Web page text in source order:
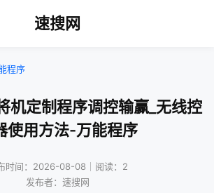
速搜网
程序
机定制程序调控输赢_无线控
使用方法-万能程序
时间：2026-08-08｜阅读：2
发布者：速搜网